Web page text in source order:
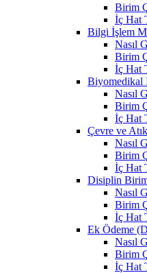
Birim
İç Hat
Bilgi İşlem
Nasıl
Birim
İç Hat
Biyomedikal
Nasıl
Birim
İç Hat
Çevre ve
Nasıl
Birim
İç Hat
Disiplin
Nasıl
Birim
İç Hat
Ek Ödeme
Nasıl
Birim
İç Hat